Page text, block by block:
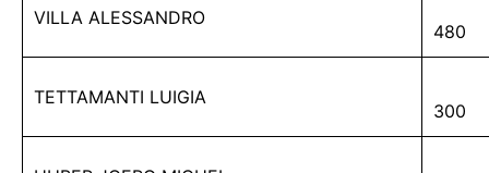
VILLA ALESSANDRO
480
TETTAMANTI LUIGIA
300